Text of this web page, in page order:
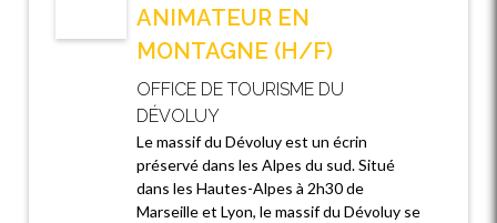
ANIMATEUR EN
MONTAGNE (H/F)
OFFICE DE TOURISME DU
DÉVOLUY
Le massif du Dévoluy est un écrin
préservé dans les Alpes du sud. Situé
dans les Hautes-Alpes à 2h30 de
Marseille et Lyon, le massif du Dévoluy se